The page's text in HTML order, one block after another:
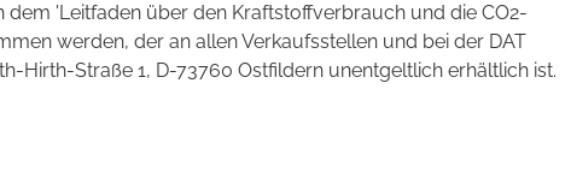
'Leitfaden über den Kraftstoffverbrauch und die CO2-
werden, der an allen Verkaufsstellen und bei der DAT
Hirth-Straße 1, D-73760 Ostfildern unentgeltlich erhältlich ist.